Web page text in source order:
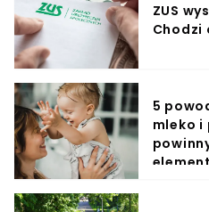
ZUS
Chodzi
5
mleko i